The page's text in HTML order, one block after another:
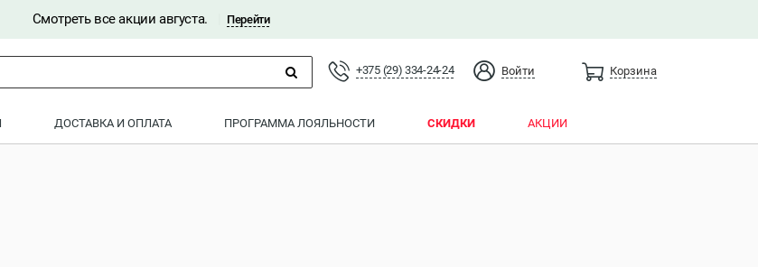
Смотреть все акции августа. Перейти
+375 (29) 334-24-24 Войти Корзина
ДОСТАВКА И ОПЛАТА ПРОГРАММА ЛОЯЛЬНОСТИ СКИДКИ АКЦИИ